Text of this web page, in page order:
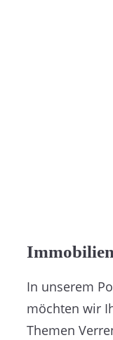
In unserem
möchten wir
Themen